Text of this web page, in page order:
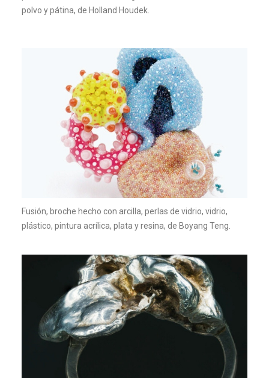
polvo y pátina, de Holland Houdek.
Fusión, broche hecho con arcilla, perlas de vidrio, vidrio,
plástico, pintura acrílica, plata y resina, de Boyang Teng.